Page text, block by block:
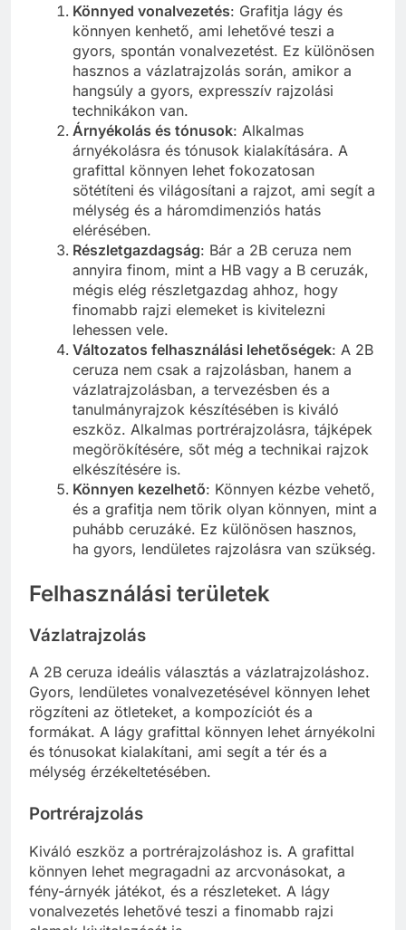
Könnyed vonalvezetés: Grafitja lágy és
könnyen kenhető, ami lehetővé teszi a
gyors, spontán vonalvezetést. Ez különösen
hasznos a vázlatrajzolás során, amikor a
hangsúly a gyors, expresszív rajzolási
technikákon van.
Árnyékolás és tónusok: Alkalmas
árnyékolásra és tónusok kialakítására. A
grafittal könnyen lehet fokozatosan
sötétíteni és világosítani a rajzot, ami segít a
mélység és a háromdimenziós hatás
elérésében.
Részletgazdagság: Bár a 2B ceruza nem
annyira finom, mint a HB vagy a B ceruzák,
mégis elég részletgazdag ahhoz, hogy
finomabb rajzi elemeket is kivitelezni
lehessen vele.
Változatos felhasználási lehetőségek: A 2B
ceruza nem csak a rajzolásban, hanem a
vázlatrajzolásban, a tervezésben és a
tanulmányrajzok készítésében is kiváló
eszköz. Alkalmas portrérajzolásra, tájképek
megörökítésére, sőt még a technikai rajzok
elkészítésére is.
Könnyen kezelhető: Könnyen kézbe vehető,
és a grafitja nem törik olyan könnyen, mint a
puhább ceruzáké. Ez különösen hasznos,
ha gyors, lendületes rajzolásra van szükség.
Felhasználási területek
Vázlatrajzolás
A 2B ceruza ideális választás a vázlatrajzoláshoz.
Gyors, lendületes vonalvezetésével könnyen lehet
rögzíteni az ötleteket, a kompozíciót és a
formákat. A lágy grafittal könnyen lehet árnyékolni
és tónusokat kialakítani, ami segít a tér és a
mélység érzékeltetésében.
Portrérajzolás
Kiváló eszköz a portrérajzoláshoz is. A grafittal
könnyen lehet megragadni az arcvonásokat, a
fény-árnyék játékot, és a részleteket. A lágy
vonalvezetés lehetővé teszi a finomabb rajzi